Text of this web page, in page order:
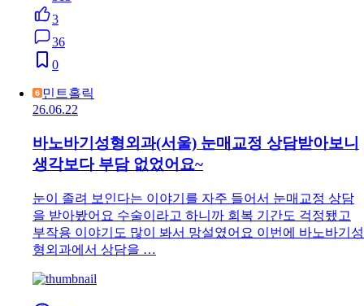
3
36
0
민트홀릭
26.06.22
바노바기성형외과(서울) 눈매교정 상담받아보니
생각보다 부담 없었어요~
눈이 졸려 보인다는 이야기를 자주 들어서 눈매교정 상담
을 받아봤어요 수술이라고 하니까 회복 기간도 걱정됐고
부작용 이야기도 많이 봐서 망설였어요 이번에 바노바기성
형외과에서 상담을 …